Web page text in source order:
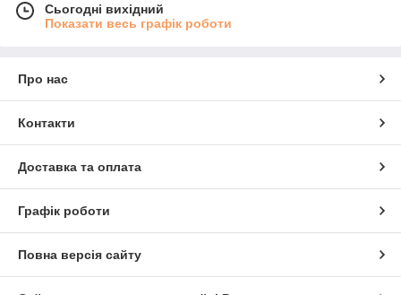
Сьогодні вихідний
Показати весь графік роботи
Про нас
Контакти
Доставка та оплата
Графік роботи
Повна версія сайту